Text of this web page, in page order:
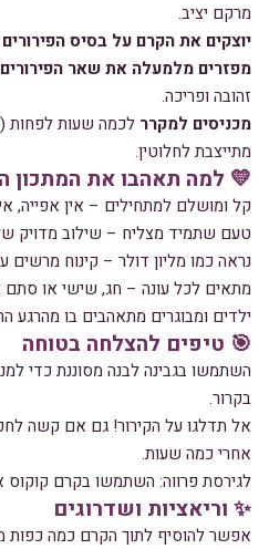
מרקם יציב.
יוצקים את הקרם על בסיס הפירורים
מפזרים מלמעלה את שאר הפירורים
זהובה ופריכה.
מכניסים למקרר לכמה שעות לפחות
מתייצבת לחלוטין.
💛 למה תאהבו את המתכון
קל ומושלם למתחילים – אין אפייה,
טעם שתמיד מצליח – שילוב מדויק
נראה כמו מליון דולר – קינוח מרשים
מתאים לכל עונה – חג, שישי או
ילדים ומבוגרים מתאהבים בו מהרגע
🎯 טיפים להצלחה בטוחה
השתמשו בגבינה לבנה מסוננת כדי
בקרור.
אל תדלגו על הקירור! גם אם קשה
אחרי כמה שעות.
לגירסת פרווה: השתמשו בקרם קוקוס
✨ וריאציות ושדרוגים
אפשר להוסיף לתוך הקרם כמה כפות